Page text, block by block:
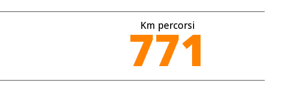
Km percorsi
771